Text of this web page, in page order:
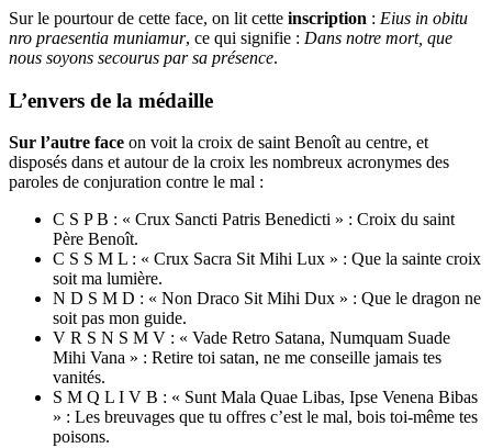
Sur le pourtour de cette face, on lit cette inscription : Eius in obitu
nro praesentia muniamur, ce qui signifie : Dans notre mort, que
nous soyons secourus par sa présence.
L’envers de la médaille
Sur l’autre face on voit la croix de saint Benoît au centre, et
disposés dans et autour de la croix les nombreux acronymes des
paroles de conjuration contre le mal :
C S P B : « Crux Sancti Patris Benedicti » : Croix du saint
Père Benoît.
C S S M L : « Crux Sacra Sit Mihi Lux » : Que la sainte croix
soit ma lumière.
N D S M D : « Non Draco Sit Mihi Dux » : Que le dragon ne
soit pas mon guide.
V R S N S M V : « Vade Retro Satana, Numquam Suade
Mihi Vana » : Retire toi satan, ne me conseille jamais tes
vanités.
S M Q L I V B : « Sunt Mala Quae Libas, Ipse Venena Bibas
» : Les breuvages que tu offres c’est le mal, bois toi-même tes
poisons.